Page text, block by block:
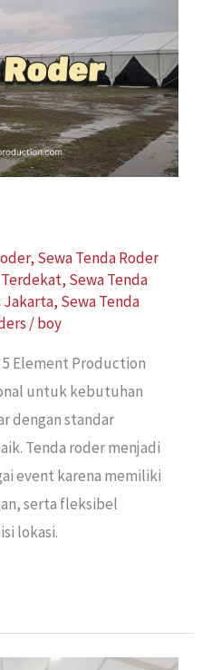
, Sewa Tenda Roder
Terdekat, Sewa Tenda
Jakarta, Sewa Tenda
/boy
5 Element Production
untuk kebutuhan
dengan standar
Tenda roder menjadi
event karena memiliki
serta fleksibel
lokasi.